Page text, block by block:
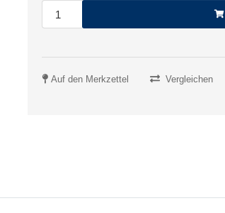
Auf den Merkzettel Vergleichen